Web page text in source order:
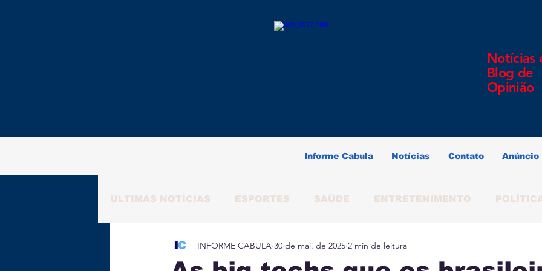
Notícias
Blog de
Opinião
Informe Cabula Notícias Contato Anúncio
ÚLTIMAS NOTÍCIAS ESPORTES SAÚDE ENTRETENIMENTO
RAFAELA NATALY ALMERINDO SOUZA SALVADOR
INFORME CABULA 30 de mai. de 2025 2 min de leitura